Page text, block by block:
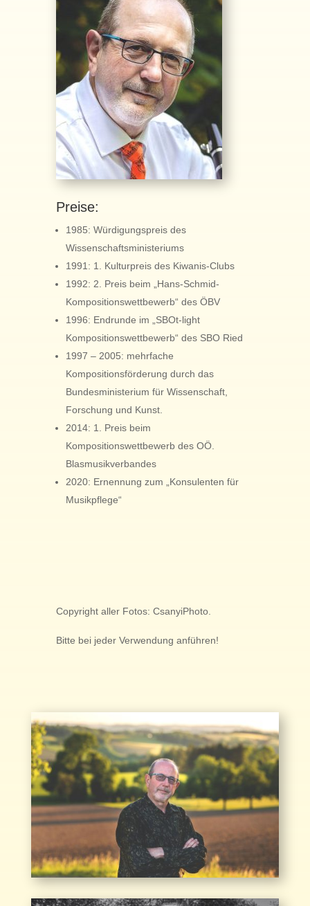
Preise:
1985: Würdigungspreis des
Wissenschaftsministeriums
1991: 1. Kulturpreis des Kiwanis-Clubs
1992: 2. Preis beim „Hans-Schmid-
Kompositionswettbewerb“ des ÖBV
1996: Endrunde im „SBOt-light
Kompositionswettbewerb“ des SBO Ried
1997 – 2005: mehrfache
Kompositionsförderung durch das
Bundesministerium für Wissenschaft,
Forschung und Kunst.
2014: 1. Preis beim
Kompositionswettbewerb des OÖ.
Blasmusikverbandes
2020: Ernennung zum „Konsulenten für
Musikpflege“
Copyright aller Fotos: CsanyiPhoto.
Bitte bei jeder Verwendung anführen!